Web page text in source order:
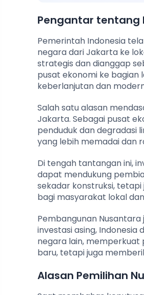
Pengantar tentang
Pemerintah Indonesia
negara dari Jakarta ke
strategis dan dianggap
pusat ekonomi ke bagian
keberlanjutan dan
Salah satu alasan
Jakarta. Sebagai pusat
penduduk dan degradasi
yang lebih memadai dan
Di tengah tantangan ini,
dapat mendukung
sekadar konstruksi,
bagi masyarakat lokal
Pembangunan
investasi asing,
negara lain, memperkuat
baru, tetapi juga
Alasan Pemilihan